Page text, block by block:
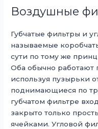
Воздушные
Губчатые фильтры и
называемые
сути по тому же
Оба обычно работают
используя пузырьки
поднимающиеся по
губчатом фильтре
закрыто только
ячейками. Угловой